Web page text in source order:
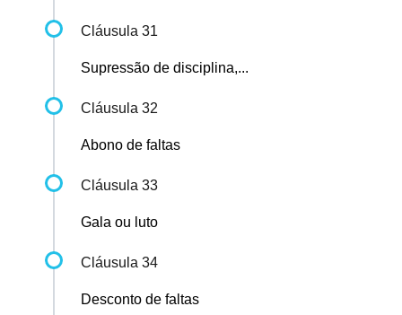
Cláusula 31
Supressão de disciplina,...
Cláusula 32
Abono de faltas
Cláusula 33
Gala ou luto
Cláusula 34
Desconto de faltas